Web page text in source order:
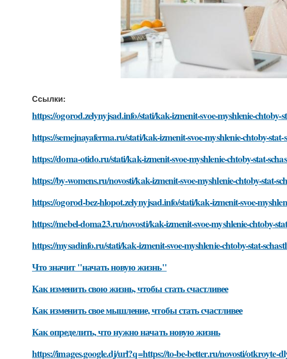
Ссылки:
https://ogorod.zelynyjsad.info/stati/kak-izmenit-svoe-myshlenie-chtoby-
https://semejnayaferma.ru/stati/kak-izmenit-svoe-myshlenie-chtoby-stat-
https://doma-otido.ru/stati/kak-izmenit-svoe-myshlenie-chtoby-stat-
https://by-womens.ru/novosti/kak-izmenit-svoe-myshlenie-chtoby-stat-
https://ogorod-bez-hlopot.zelynyjsad.info/stati/kak-izmenit-svoe-
https://mebel-doma23.ru/novosti/kak-izmenit-svoe-myshlenie-chtoby-
https://mysadinfo.ru/stati/kak-izmenit-svoe-myshlenie-chtoby-stat-
Что значит "начать новую жизнь"
Как изменить свою жизнь, чтобы стать счастливее
Как изменить свое мышление, чтобы стать счастливее
Как определить, что нужно начать новую жизнь
https://images.google.dj/url?q=https://to-be-better.ru/novosti/otkroyte-